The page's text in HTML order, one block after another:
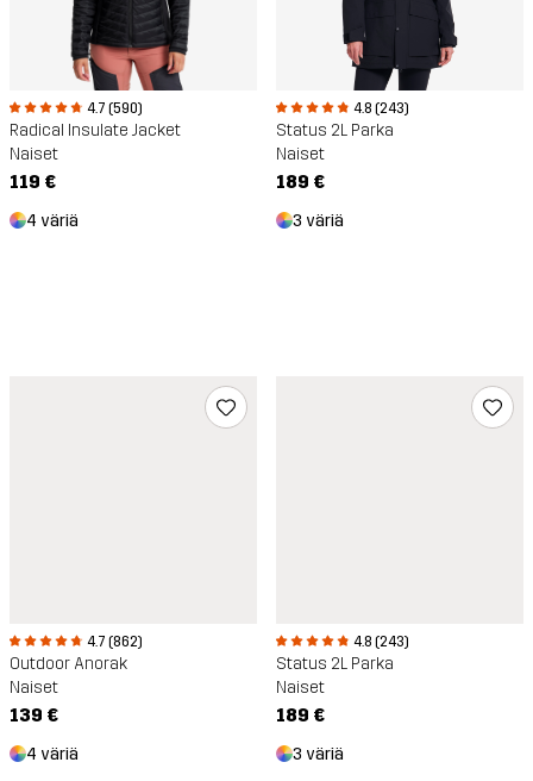
4.7 (590)
Radical Insulate Jacket
Naiset
119 €
4 väriä
4.8 (243)
Status 2L Parka
Naiset
189 €
3 väriä
4.7 (862)
Outdoor Anorak
Naiset
139 €
4 väriä
4.8 (243)
Status 2L Parka
Naiset
189 €
3 väriä